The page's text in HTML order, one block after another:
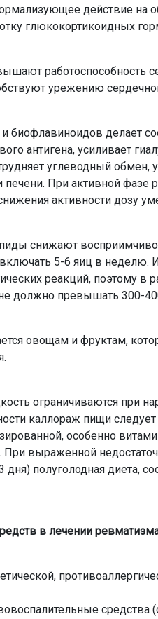
действие на
глюкокортикоидных
работоспособность
урежению
биофлавиноидов делает
антигена, усиливает
углеводный
печени. При активной
активности дозу
снижают
5-6 яиц в неделю.
реакций, поэтому
должно превышать 300-
овощам и фруктам,
ограничиваются при
каллораж пищи
особенно
выраженной
дня) полуголодная диета,
в лечении
средства